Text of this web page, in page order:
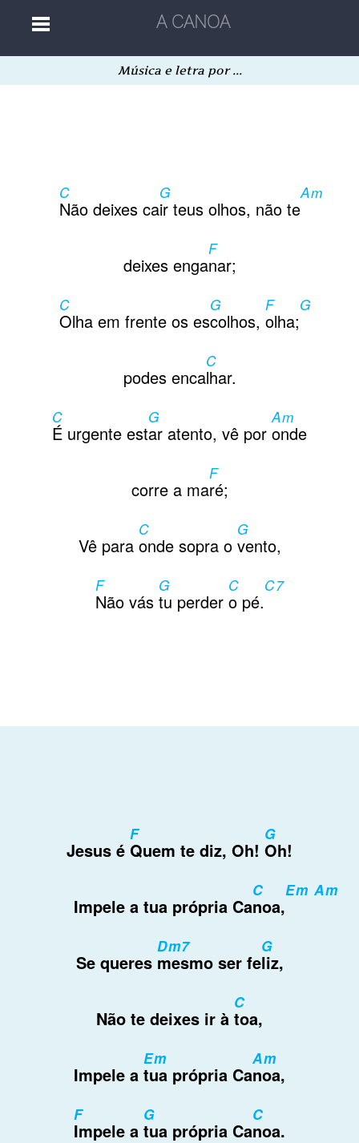
Home
Autores
Separatas
Aleatória
Contactos
Música e letra por ...
C
Não deixes ca
G
ir teus olhos, não te
Am
deixes enga
F
nar;
C
Olha em frente os es
G
colhos,
F
olha;
G
podes enca
C
lhar.
C
É urgente est
G
ar atento, vê por
Am
onde
corre a ma
F
ré;
Vê para
C
onde sopra o
G
vento,
F
Não vás
G
tu perder
C
o pé.
C7
Jesus é
F
Quem te diz, Oh!
G
Oh!
Impele a tua própria Ca
C
noa,
Em Am
Se queres
Dm7
mesmo ser fe
G
liz,
Não te deixes ir à
C
toa,
Impele a
Em
tua própria Ca
Am
noa,
F
Impele a
G
tua própria Ca
C
noa.